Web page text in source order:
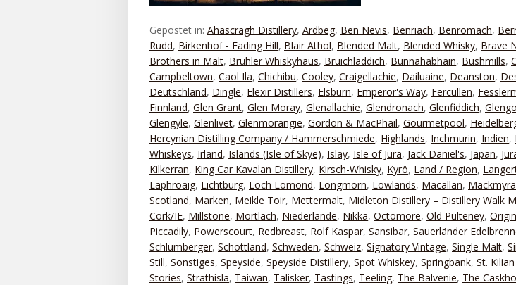
Gepostet in: Ahascragh Distillery, Ardbeg, Ben Nevis, Benriach, Benromach,
Rudd, Birkenhof - Fading Hill, Blair Athol, Blended Malt, Blended Whisky, Brave
Brothers in Malt, Brühler Whiskyhaus, Bruichladdich, Bunnahabhain, Bushmills,
Campbeltown, Caol Ila, Chichibu, Cooley, Craigellachie, Dailuaine, Deanston,
Deutschland, Dingle, Elexir Distillers, Elsburn, Emperor's Way, Fercullen,
Finnland, Glen Grant, Glen Moray, Glenallachie, Glendronach, Glenfiddich,
Glengyle, Glenlivet, Glenmorangie, Gordon & MacPhail, Gourmetpool,
Hercynian Distilling Company / Hammerschmiede, Highlands, Inchmurin, Indien,
Whiskeys, Irland, Islands (Isle of Skye), Islay, Isle of Jura, Jack Daniel's, Japan,
Kilkerran, King Car Kavalan Distillery, Kirsch-Whisky, Kyrö, Land / Region,
Laphroaig, Lichtburg, Loch Lomond, Longmorn, Lowlands, Macallan, Mackmyra
Scotland, Marken, Meikle Toir, Mettermalt, Midleton Distillery – Distillery Walk
Cork/IE, Millstone, Mortlach, Niederlande, Nikka, Octomore, Old Pulteney,
Piccadily, Powerscourt, Redbreast, Rolf Kaspar, Sansibar, Sauerländer
Schlumberger, Schottland, Schweden, Schweiz, Signatory Vintage, Single Malt,
Still, Sonstiges, Speyside, Speyside Distillery, Spot Whiskey, Springbank, St.
Stories, Strathisla, Taiwan, Talisker, Tastings, Teeling, The Balvenie, The